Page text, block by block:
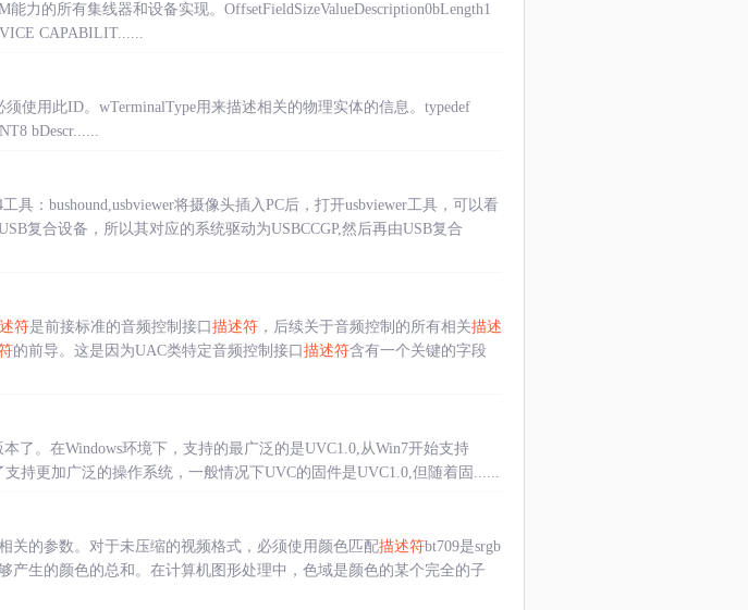
能力的所有集线器和设备实现。OffsetFieldSizeValueDescription0bLength1
CAPABILIT......
使用此ID。wTerminalType用来描述相关的物理实体的信息。typedef
bDescr......
：bushound,usbviewer将摄像头插入PC后，打开usbviewer工具，可以看
复合设备，所以其对应的系统驱动为USBCCGP,然后再由USB复合
符是前接标准的音频控制接口 描述符，后续关于音频控制的所有相关描述
的前导。这是因为UAC类特定音频控制接口 描述符含有一个关键的字段
了。在Windows环境下，支持的最广泛的是UVC1.0,从Win7开始支持
持更加广泛的操作系统，一般情况下UVC的固件是UVC1.0,但随着固......
关的参数。对于未压缩的视频格式，必须使用颜色匹配描述符bt709是srgb
生的颜色的总和。在计算机图形处理中，色域是颜色的某个完全的子